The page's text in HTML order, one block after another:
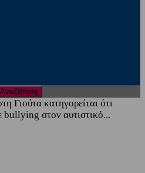
Γιούτα κατηγορείται ότι
στον αυτιστικό...